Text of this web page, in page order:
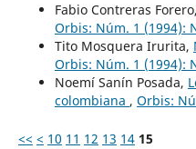
Fabio Contreras Forero,
Orbis: Núm. 1 (1994):
Tito Mosquera Irurita,
Orbis: Núm. 1 (1994):
Noemí Sanín Posada,
colombiana , Orbis:
<< < 10 11 12 13 14 15